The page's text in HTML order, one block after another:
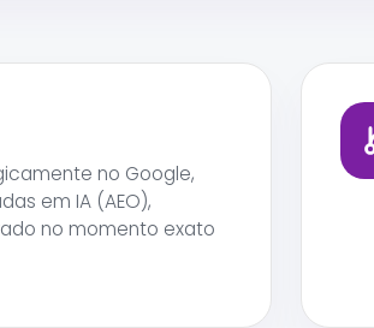
no Google,
em IA (AEO),
no momento exato